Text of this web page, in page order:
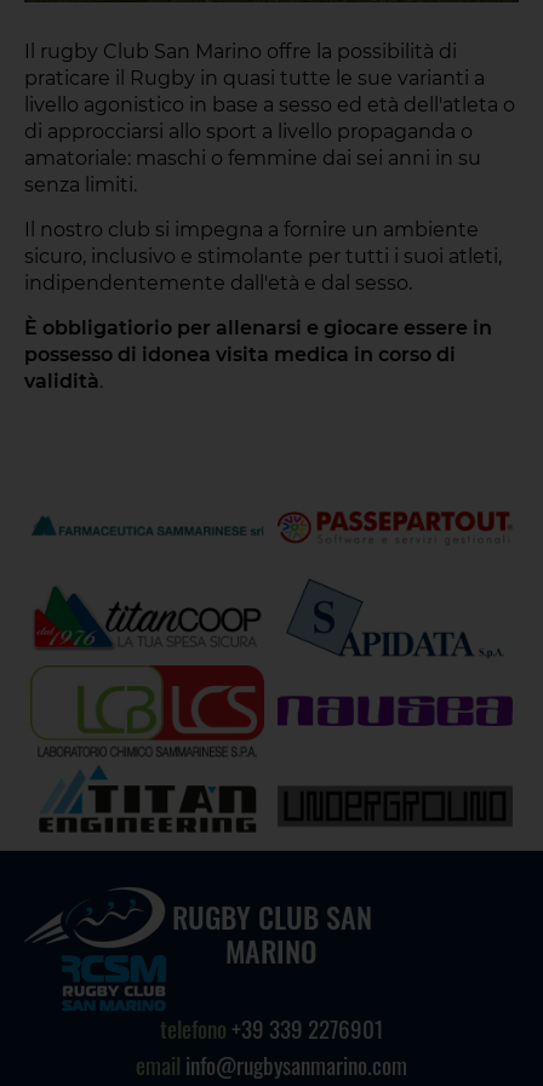
Il rugby Club San Marino offre la possibilità di
praticare il Rugby in quasi tutte le sue varianti a
livello agonistico in base a sesso ed età dell'atleta o
di approcciarsi allo sport a livello propaganda o
amatoriale: maschi o femmine dai sei anni in su
senza limiti.
Il nostro club si impegna a fornire un ambiente
sicuro, inclusivo e stimolante per tutti i suoi atleti,
indipendentemente dall'età e dal sesso.
È obbligatiorio per allenarsi e giocare essere in
possesso di idonea visita medica in corso di
validità.
RUGBY CLUB SAN
MARINO
telefono+39 339 2276901
email info@rugbysanmarino.com